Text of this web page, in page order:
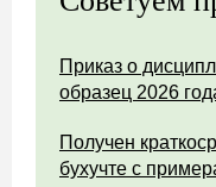
Приказ о
образец 2026
Получен
бухучте с